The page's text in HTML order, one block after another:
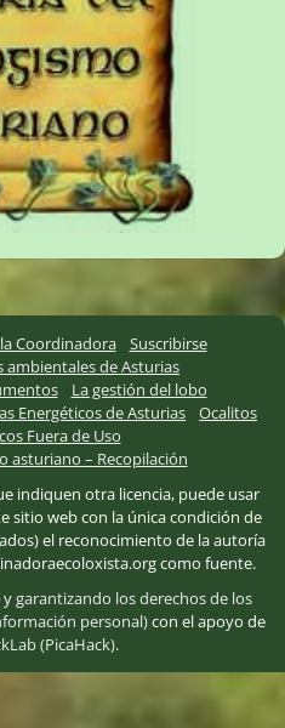
Coordinadora
Suscribirse
ambientales de Asturias
La gestión del lobo
Energéticos de Asturias
Ocalitos
Fuera de Uso
asturiano – Recopilación
indiquen otra licencia, puede usar
sitio web con la única condición de
el reconocimiento de la autoría
como fuente.
ygarantizando los derechos de los
personal)con el apoyo de
(PicaHack).